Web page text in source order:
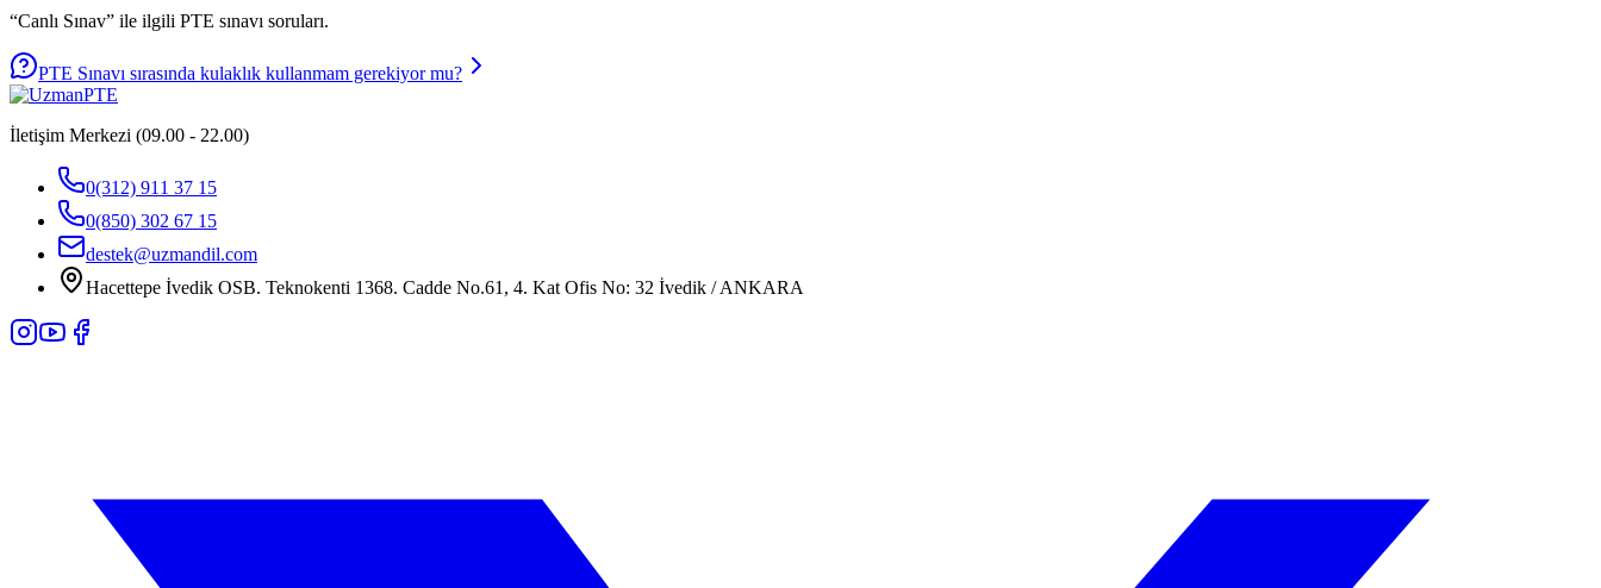
“Canlı Sınav” ile ilgili PTE sınavı soruları.
PTE Sınavı sırasında kulaklık kullanmam gerekiyor mu?
İletişim Merkezi (09.00 - 22.00)
0(312) 911 37 15
0(850) 302 67 15
destek@uzmandil.com
Hacettepe İvedik OSB. Teknokenti 1368. Cadde No.61, 4. Kat Ofis No: 32 İvedik / ANKARA